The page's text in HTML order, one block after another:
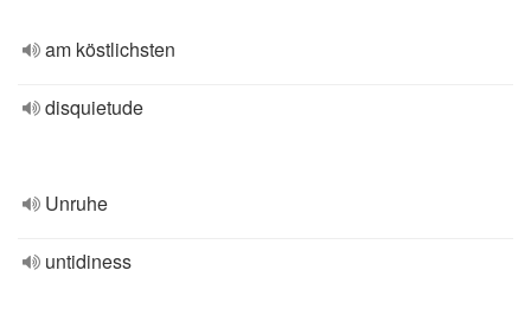
am köstlichsten
disquietude
Unruhe
untidiness